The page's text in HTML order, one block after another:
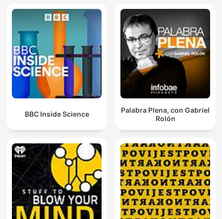
BBC Inside Science
Palabra Plena, con Gabriel
Rolón